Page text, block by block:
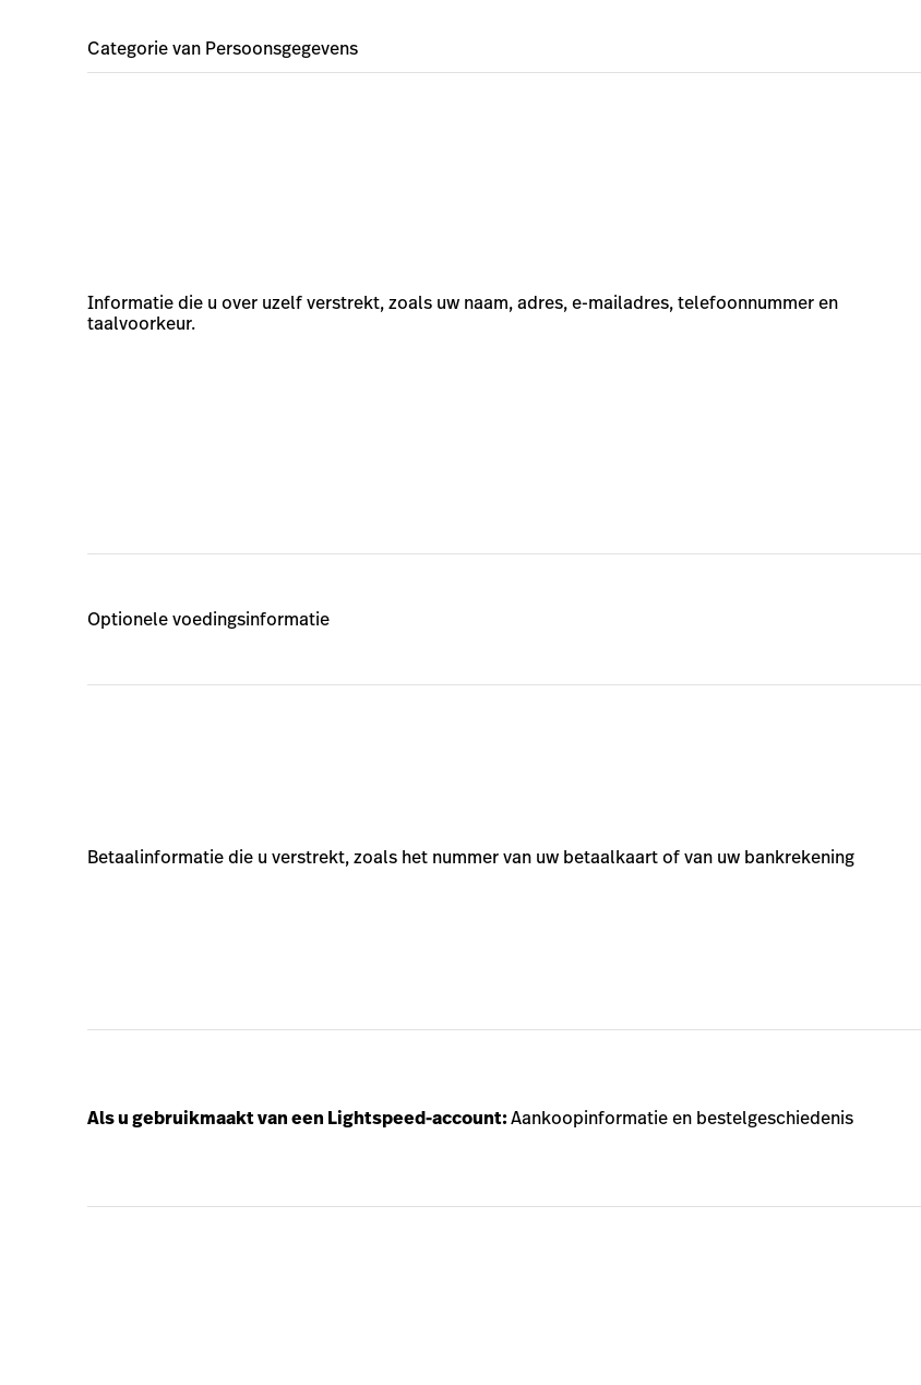
Categorie van Persoonsgegevens
Informatie die u over uzelf verstrekt, zoals uw naam, adres, e-mailadres, telefoonnummer en
taalvoorkeur.
Optionele voedingsinformatie
Betaalinformatie die u verstrekt, zoals het nummer van uw betaalkaart of van uw bankrekening
Als u gebruikmaakt van een Lightspeed-account:Aankoopinformatie en bestelgeschiedenis